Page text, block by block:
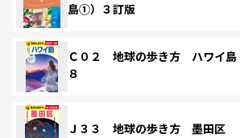
島①）３訂版
Ｃ０２ 地球の歩き方 ハワイ島
８
Ｊ３３ 地球の歩き方 墨田区